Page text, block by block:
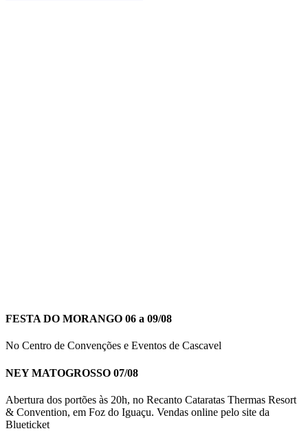
FESTA DO MORANGO 06 a 09/08
No Centro de Convenções e Eventos de Cascavel
NEY MATOGROSSO 07/08
Abertura dos portões às 20h, no Recanto Cataratas Thermas Resort
& Convention, em Foz do Iguaçu. Vendas online pelo site da
Blueticket